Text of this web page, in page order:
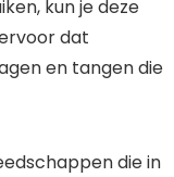
kun je deze
dat
en tangen die
die in